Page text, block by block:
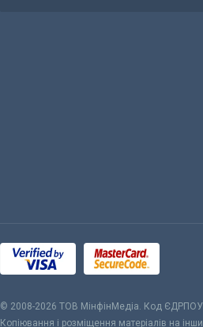
© 2008-2026 ТОВ МiнфiнМедiа. Код
Копіювання і розміщення матеріалів на